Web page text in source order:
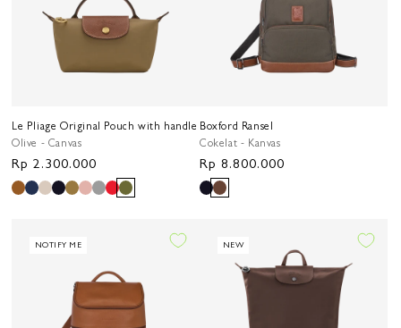
Le Pliage Original Pouch with handle
Olive - Canvas
Harga
reguler
Rp 2.300.000
Boxford Ransel
Cokelat - Kanvas
Harga
reguler
Rp 8.800.000
NOTIFY ME NEW